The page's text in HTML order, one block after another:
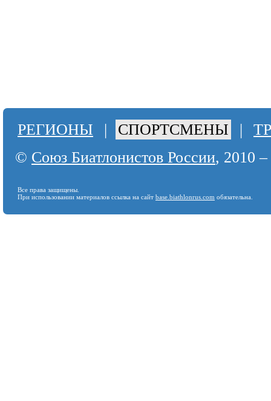
РЕГИОНЫ | СПОРТСМЕНЫ |
© Союз Биатлонистов России, 2010
Все права защищены.
При использовании материалов ссылка на сайт base.biathlonrus.com обязательна.